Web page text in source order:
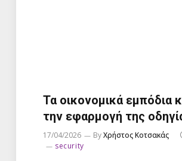
Τα οικονομικά εμπόδια
την εφαρμογή της
17/04/2026 ByΧρήστος Κοτσακάς
security